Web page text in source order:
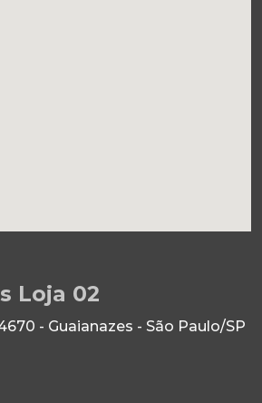
Loja 02
- Guaianazes - São Paulo/SP